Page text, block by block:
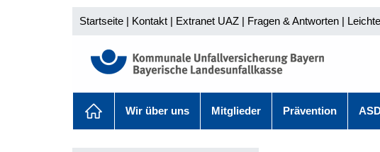
Startseite | Kontakt | Extranet UAZ | Fragen & Antworten |
Wir über uns Mitglieder Prävention